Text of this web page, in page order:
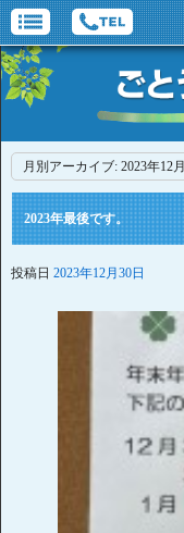
月別アーカイブ: 2023年12月
2023年最後です。
投稿日 2023年12月30日